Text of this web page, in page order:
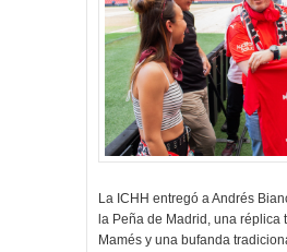
La ICHH entregó a Andrés
la Peña de Madrid, una réplica
Mamés y una bufanda